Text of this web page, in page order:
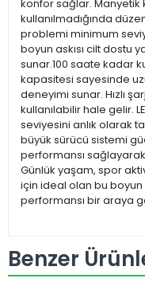
konfor sağlar. Manyetik
kullanılmadığında
problemi minimum
boyun askısı cilt dostu
sunar.100 saate kadar
kapasitesi sayesinde
deneyimi sunar. Hızlı
kullanılabilir hale gelir.
seviyesini anlık olarak
büyük sürücü sistemi
performansı
Günlük yaşam, spor
için ideal olan bu boyun
performansı bir araya
Benzer